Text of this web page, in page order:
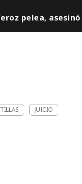
pelea,
JUICIO